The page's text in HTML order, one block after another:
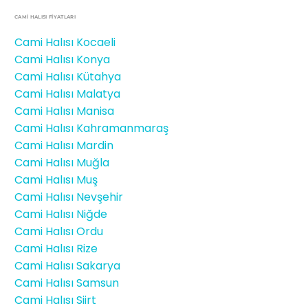
CAMİ HALISI FIYATLARI
Cami Halısı Kocaeli
Cami Halısı Konya
Cami Halısı Kütahya
Cami Halısı Malatya
Cami Halısı Manisa
Cami Halısı Kahramanmaraş
Cami Halısı Mardin
Cami Halısı Muğla
Cami Halısı Muş
Cami Halısı Nevşehir
Cami Halısı Niğde
Cami Halısı Ordu
Cami Halısı Rize
Cami Halısı Sakarya
Cami Halısı Samsun
Cami Halısı Siirt